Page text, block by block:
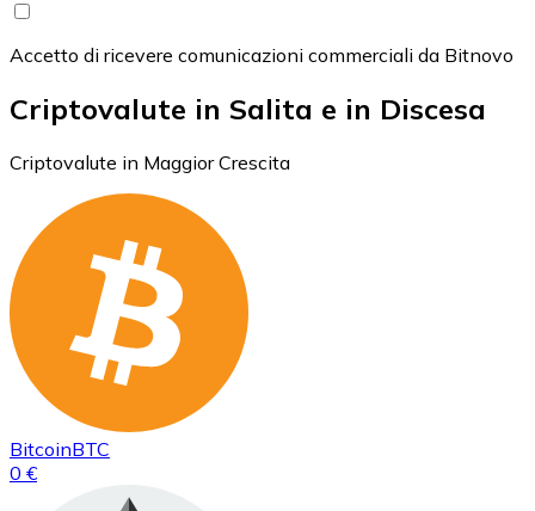
Accetto di ricevere comunicazioni commerciali da Bitnovo
Criptovalute in Salita e in Discesa
Criptovalute in Maggior Crescita
BitcoinBTC
0 €